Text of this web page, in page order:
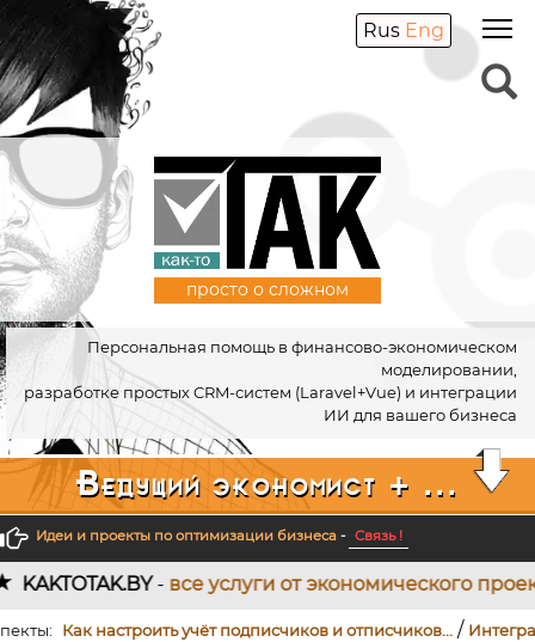
просто о сложном
Ведущий экономист + ...
Персональная помощь в финансово-экономическом
моделировании,
разработке простых CRM-систем (Laravel+Vue) и интеграции
ИИ для вашего бизнеса
Rus Eng
Идеи и проекты по оптимизации бизнеса - Связь !
-все услуги от экономического проектирования
Как настроить учёт подписчиков и отписчиков.../Интеграция